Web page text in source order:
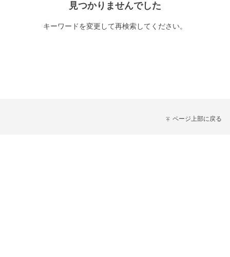
見つかりませんでした
キーワードを変更して再検索してください。
ページ上部に戻る